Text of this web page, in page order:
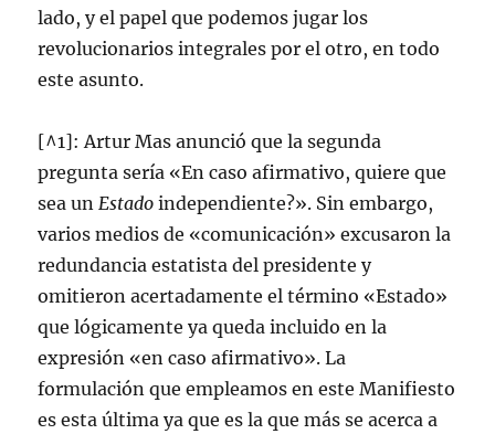
lado, y el papel que podemos jugar los
revolucionarios integrales por el otro, en todo
este asunto.
[^1]: Artur Mas anunció que la segunda
pregunta sería «En caso afirmativo, quiere que
sea unEstado independiente?». Sin embargo,
varios medios de «comunicación» excusaron la
redundancia estatista del presidente y
omitieron acertadamente el término «Estado»
que lógicamente ya queda incluido en la
expresión «en caso afirmativo». La
formulación que empleamos en este Manifiesto
es esta última ya que es la que más se acerca a